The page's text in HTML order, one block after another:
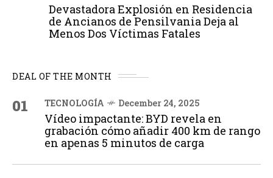
Devastadora Explosión en Residencia
de Ancianos de Pensilvania Deja al
Menos Dos Víctimas Fatales
DEAL OF THE MONTH
01 TECNOLOGÍA December 24, 2025
Vídeo impactante: BYD revela en
grabación cómo añadir 400 km de rango
en apenas 5 minutos de carga